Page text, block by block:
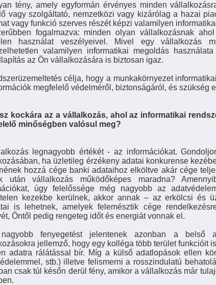
tény, amely egyformán érvényes minden
vagy szolgáltató, nemzetközi vagy kizárólag a hazai
vagy funkció szerves részét képzi valamilyen
fogalmazva: minden olyan vállalkozásnak
használat veszélyeivel. Mivel egy vállalkozás
valamilyen informatikai megoldás
az Ön vállalkozására is biztosan igaz.
célja, hogy a munkakörnyezet
megfelelő védelméről, biztonságáról, és szükség
kockára az a vállalkozás, ahol az informatikai
minőségben valósul meg?
legnagyobb értékét - az információkat.
ha üzletileg érzékeny adatai konkurense
hozzá cége banki adataihoz elköltve akár cége
után vállalkozás működőképes maradna?
úgy felelőssége még nagyobb az
kezekbe kerülnek, akkor annak – az erkölcsi és
is lehetnek, amelyek felemésztik cége
Öntől pedig rengeteg időt és energiát vonnak el.
fenyegetést jelentenek azonban a belső
jellemző, hogy egy kolléga több terület funkcióit
adatra rálátással bír. Míg a külső adatlopások ellen
stb.) illetve felismerni a rosszindulatú
csak túl későn derül fény, amikor a vállalkozás már